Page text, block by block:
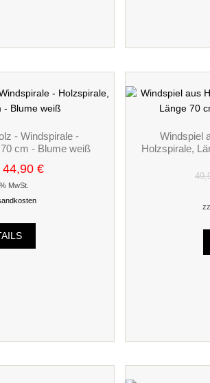
- Windspirale -
cm - Blume weiß
44,90 €
MwSt.
Windspiel
Holzspirale,